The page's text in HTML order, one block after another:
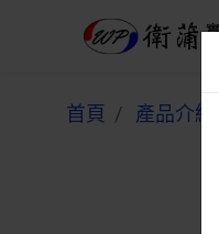
首頁 產品介紹